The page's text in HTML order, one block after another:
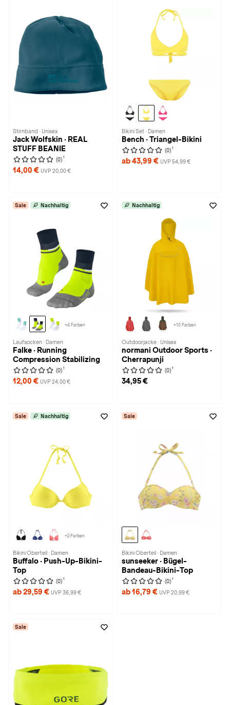
Stirnband · Unisex
Jack Wolfskin · REAL
STUFF BEANIE
(0) 1
14,00 € UVP 20,00 €
Bikini Set · Damen
Bench · Triangel-Bikini
(0) 1
ab 43,99 € UVP 54,99 €
Sale Nachhaltig
+4 Farben
Laufsocken · Damen
Falke · Running
Compression Stabilizing
(0) 1
12,00 € UVP 24,00 €
Nachhaltig
+10 Farben
Outdoorjacke · Unisex
normani Outdoor Sports ·
Cherrapunji
(0) 1
34,95 €
Sale Nachhaltig
+2 Farben
Bikini Oberteil · Damen
Buffalo · Push-Up-Bikini-
Top
(0) 1
ab 29,59 € UVP 36,99 €
Sale
Bikini Oberteil · Damen
sunseeker · Bügel-
Bandeau-Bikini-Top
(0) 1
ab 16,79 € UVP 20,99 €
Sale